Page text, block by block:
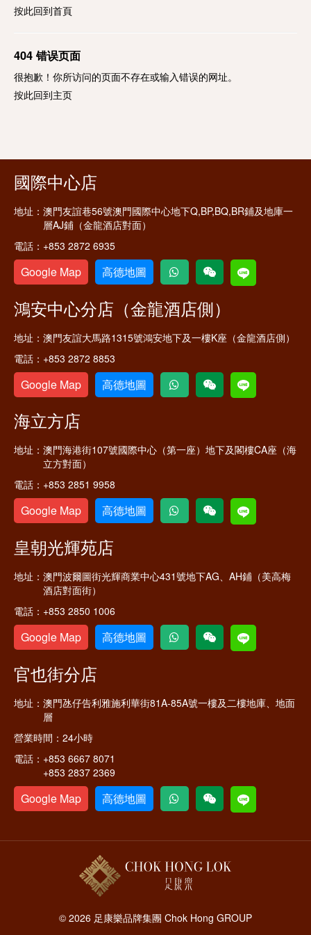
按此回到首頁
404 错误页面
很抱歉！你所访问的页面不存在或输入错误的网址。
按此回到主页
國際中心店
地址： 澳門友誼巷56號澳門國際中心地下Q,BP,BQ,BR鋪及地庫一
層AJ鋪（金龍酒店對面）
電話： +853 2872 6935
Google Map 高德地圖
鴻安中心分店（金龍酒店側）
地址： 澳門友誼大馬路1315號鴻安地下及一樓K座（金龍酒店側）
電話： +853 2872 8853
Google Map 高德地圖
海立方店
地址： 澳門海港街107號國際中心（第一座）地下及閣樓CA座（海
立方對面）
電話： +853 2851 9958
Google Map 高德地圖
皇朝光輝苑店
地址： 澳門波爾圖街光輝商業中心431號地下AG、AH鋪（美高梅
酒店對面街）
電話： +853 2850 1006
Google Map 高德地圖
官也街分店
地址： 澳門氹仔告利雅施利華街81A-85A號一樓及二樓地庫、地面
層
營業時間： 24小時
電話： +853 6667 8071
+853 2837 2369
Google Map 高德地圖
© 2026 足康樂品牌集團 Chok Hong GROUP